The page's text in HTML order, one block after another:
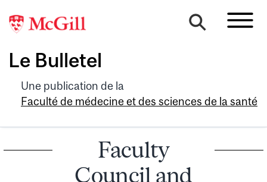
Le Bulletel
Une publication de la
Faculté de médecine et des sciences de la santé
Faculty
Council and